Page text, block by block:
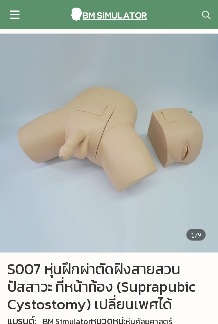
1/9
S007 หุ่นฝึกผ่าตัดฝังสายสวน
ปัสสาวะ ที่หน้าท้อง (Suprapubic
Cystostomy) เปลี่ยนเพศได้
แบรนด์: BM Simulatorหมวดหมู่:หุ่นศัลยศาสตร์